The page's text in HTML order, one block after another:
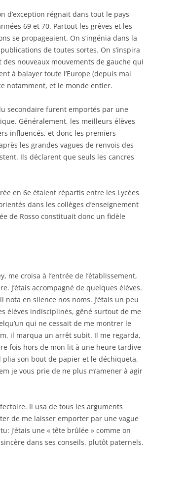
d’exception régnait dans tout le pays
69 et 70. Partout les grèves et les
se propageaient. On s’ingénia dans la
de toutes sortes. On s’inspira
nouveaux mouvements de gauche qui
à balayer toute l’Europe (depuis mai
notamment, et le monde entier.
secondaire furent emportés par une
Généralement, les meilleurs élèves
influencés, et donc les premiers
les grandes vagues de renvois des
Ils déclarent que seuls les cancres
en 6e étaient répartis entre les Lycées
dans les collèges d’enseignement
de Rosso constituait donc un fidèle
croisa à l’entrée de l’établissement,
J’étais accompagné de quelques élèves.
en silence nos noms. J’étais un peu
élèves indisciplinés, gêné surtout de me
qui ne cessait de me montrer le
il marqua un arrêt subit. Il me regarda,
fois hors de mon lit à une heure tardive
son bout de papier et le déchiqueta,
je vous prie de ne plus m’amener à agir
Il usa de tous les arguments
de me laisser emporter par une vague
j’étais une « tête brûlée » comme on
dans ses conseils, plutôt paternels.